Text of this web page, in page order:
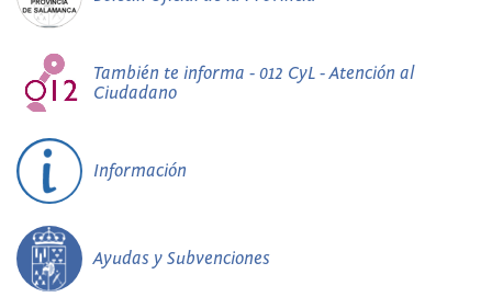
También te informa - 012 CyL - Atención al
Ciudadano
Información
Ayudas y Subvenciones